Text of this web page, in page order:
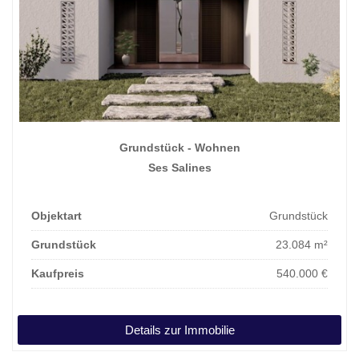
Grundstück - Wohnen
Ses Salines
Objektart Grundstück
Grundstück 23.084 m²
Kaufpreis 540.000 €
Details zur Immobilie